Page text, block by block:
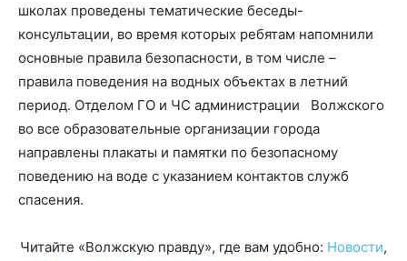
школах проведены тематические беседы-
консультации, во время которых ребятам напомнили
основные правила безопасности, в том числе –
правила поведения на водных объектах в летний
период. Отделом ГО и ЧС администрации Волжского
во все образовательные организации города
направлены плакаты и памятки по безопасному
поведению на воде с указанием контактов служб
спасения.
Читайте «Волжскую правду», где вам удобно: Новости,